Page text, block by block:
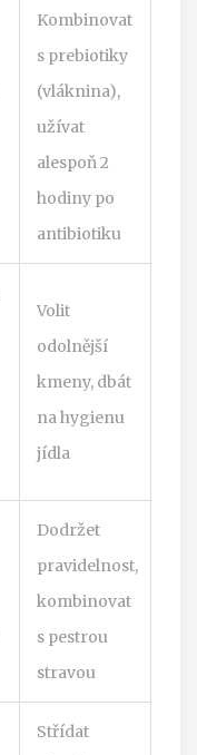
Kombinovat
s prebiotiky
(vláknina),
užívat
alespoň 2
hodiny po
antibiotiku
Volit
odolnější
kmeny, dbát
na hygienu
jídla
Dodržet
pravidelnost,
kombinovat
s pestrou
stravou
Střídat